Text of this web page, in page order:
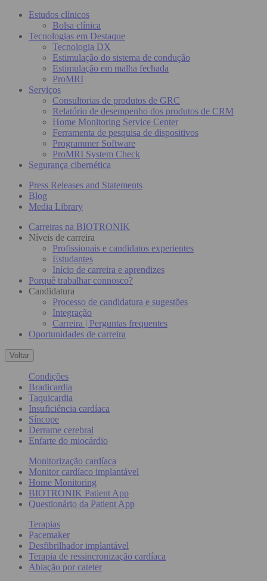
Estudos clínicos
Bolsa clínica
Tecnologias em Destaque
Tecnologia DX
Estimulação do sistema de condução
Estimulação em malha fechada
ProMRI
Serviços
Consultorias de produtos de GRC
Relatório de desempenho dos produtos de CRM
Home Monitoring Service Center
Ferramenta de pesquisa de dispositivos
Programmer Software
ProMRI System Check
Segurança cibernética
Press Releases and Statements
Blog
Media Library
Carreiras na BIOTRONIK
Níveis de carreira
Profissionais e candidatos experientes
Estudantes
Início de carreira e aprendizes
Porquê trabalhar connosco?
Candidatura
Processo de candidatura e sugestões
Integração
Carreira | Perguntas frequentes
Oportunidades de carreira
Voltar
Condições
Bradicardia
Taquicardia
Insuficiência cardíaca
Síncope
Derrame cerebral
Enfarte do miocárdio
Monitorização cardíaca
Monitor cardíaco implantável
Home Monitoring
BIOTRONIK Patient App
Questionário da Patient App
Terapias
Pacemaker
Desfibrilhador implantável
Terapia de ressincronização cardíaca
Ablação por cateter